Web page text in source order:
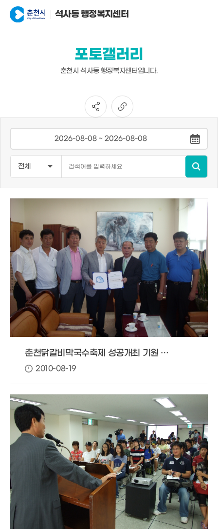
석사동 행정복지센터
포토갤러리
춘천시 석사동 행정복지센터입니다.
춘천닭갈비막국수축제 성공개최 기원 협찬금 전달
2010-08-19